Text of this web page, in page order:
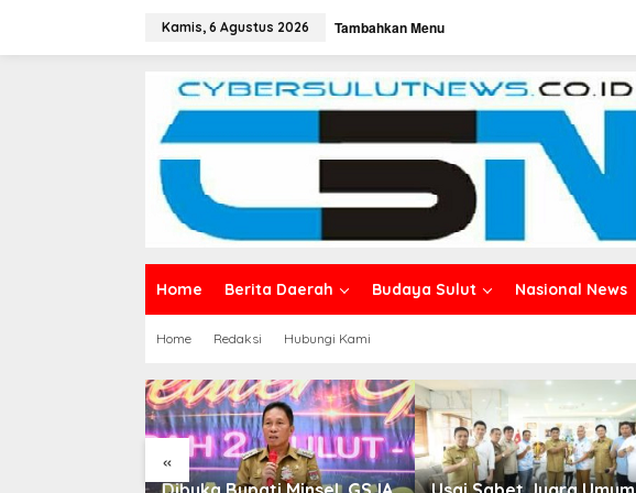
w
Kamis, 6 Agustus 2026 Tambahkan Menu
Home Berita Daerah Budaya Sulut Nasional News
Home Redaksi Hubungi Kami
«